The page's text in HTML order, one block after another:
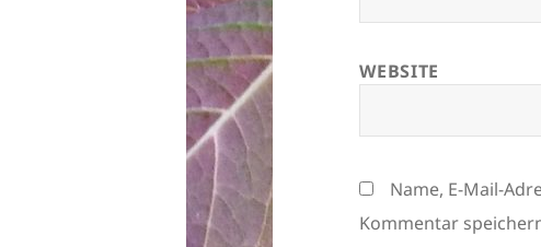
WEBSITE
Name, E-Mail-
Kommentar